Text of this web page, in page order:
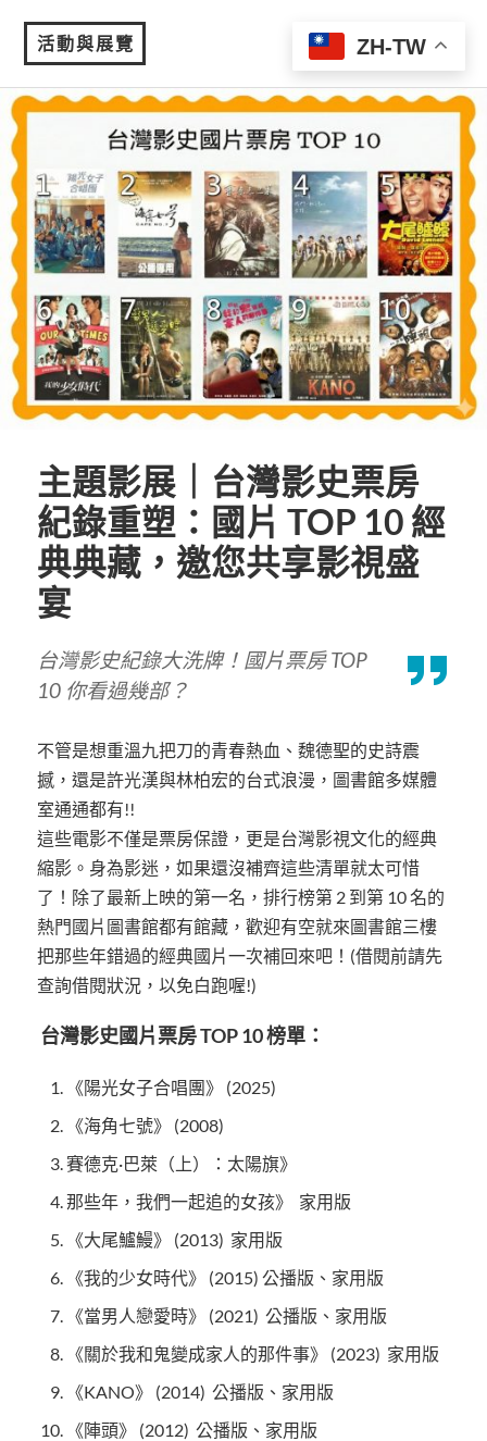
活動與展覽 MENU
主題影展｜台灣影史票房
紀錄重塑：國片 TOP 10 經
典典藏，邀您共享影視盛
宴
台灣影史紀錄大洗牌！國片票房 TOP
10 你看過幾部？
不管是想重溫九把刀的青春熱血、魏德聖的史詩震
撼，還是許光漢與林柏宏的台式浪漫，圖書館多媒體
室通通都有!!
這些電影不僅是票房保證，更是台灣影視文化的經典
縮影。身為影迷，如果還沒補齊這些清單就太可惜
了！除了最新上映的第一名，排行榜第 2 到第 10 名的
熱門國片圖書館都有館藏，歡迎有空就來圖書館三樓
把那些年錯過的經典國片一次補回來吧！(借閱前請先
查詢借閱狀況，以免白跑喔!)
台灣影史國片票房 TOP 10 榜單：
《陽光女子合唱團》 (2025)
《海角七號》 (2008)
賽德克·巴萊（上）：太陽旗》
那些年，我們一起追的女孩》 家用版
《大尾鱸鰻》 (2013) 家用版
《我的少女時代》 (2015) 公播版、家用版
《當男人戀愛時》 (2021) 公播版、家用版
《關於我和鬼變成家人的那件事》 (2023) 家用版
《KANO》 (2014) 公播版、家用版
《陣頭》 (2012) 公播版、家用版
ZH-TW